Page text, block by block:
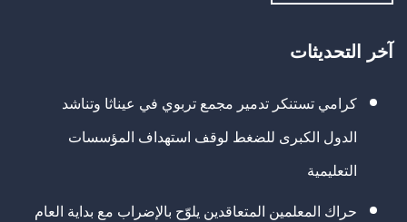
آخر التحديثات
كرامي تستنكر تدمير مجمع تربوي في عيناثا وتناشد
الدول الكبرى للضغط لوقف استهداف المؤسسات
التعليمية
حراك المعلمين المتعاقدين يلوّح بالإضراب مع بداية العام